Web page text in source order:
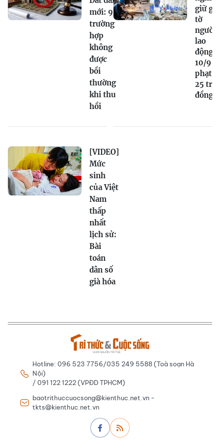
mới: 9
trường
hợp
không
được
bồi
thường
khi thu
hồi
giữ
tờ
người
lao
động
10/9 bị
phạt
25
đồng
[VIDEO]
Mức
sinh
của Việt
Nam
thấp
nhất
lịch sử:
Bài
toán
dân số
già hóa
Hotline: 096 523 7756/035 249 5588 (Toà soạn Hà
Nội)
/ 091 122 1222 (VPĐD TPHCM)
baotrithuccuocsong@kienthuc.net.vn -
tkts@kienthuc.net.vn